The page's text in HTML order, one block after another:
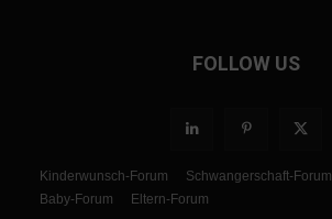
FOLLOW US
Kinderwunsch-Forum Schwangerschaft-Forum
Baby-Forum
Eltern-Forum